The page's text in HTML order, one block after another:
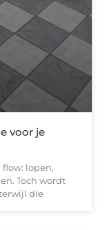
voor je
lopen,
Toch wordt
die